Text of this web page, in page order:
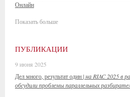
Онлайн
Показать больше
ПУБЛИКАЦИИ
9 июня 2025
Дел много, результат один |на RIAC 2025 в
обсудили проблемы параллельных